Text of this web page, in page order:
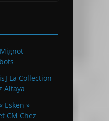
La Collection
Altaya
Esken »
CM Chez